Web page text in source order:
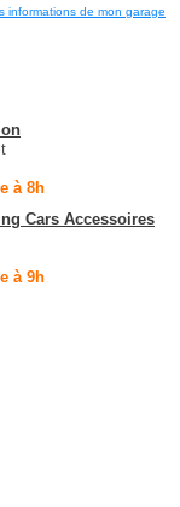
informations de mon garage
à 8h
Cars Accessoires
à 9h